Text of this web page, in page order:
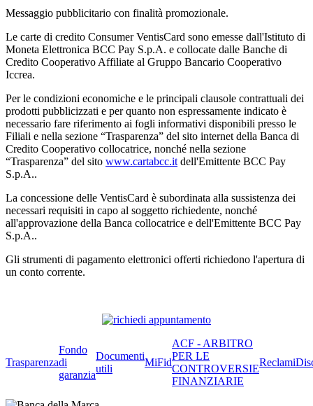
Messaggio pubblicitario con finalità promozionale.
Le carte di credito Consumer VentisCard sono emesse dall'Istituto di
Moneta Elettronica BCC Pay S.p.A. e collocate dalle Banche di
Credito Cooperativo Affiliate al Gruppo Bancario Cooperativo
Iccrea.
Per le condizioni economiche e le principali clausole contrattuali dei
prodotti pubblicizzati e per quanto non espressamente indicato è
necessario fare riferimento ai fogli informativi disponibili presso le
Filiali e nella sezione “Trasparenza” del sito internet della Banca di
Credito Cooperativo collocatrice, nonché nella sezione
“Trasparenza” del sito www.cartabcc.it dell'Emittente BCC Pay
S.p.A..
La concessione delle VentisCard è subordinata alla sussistenza dei
necessari requisiti in capo al soggetto richiedente, nonché
all'approvazione della Banca collocatrice e dell'Emittente BCC Pay
S.p.A..
Gli strumenti di pagamento elettronici offerti richiedono l'apertura di
un conto corrente.
Trasparenza
Fondo
di
garanzia
Documenti
utili
MiFid
ACF - ARBITRO
PER LE
CONTROVERSIE
FINANZIARIE
Reclami